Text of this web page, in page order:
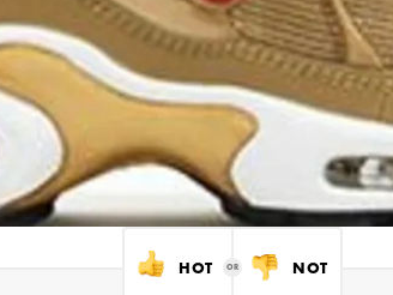
HOT NOT